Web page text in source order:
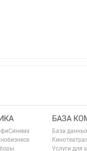
БАЗА
База
Услуги для